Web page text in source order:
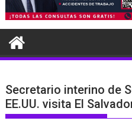
Secretario interino de
EE.UU. visita El